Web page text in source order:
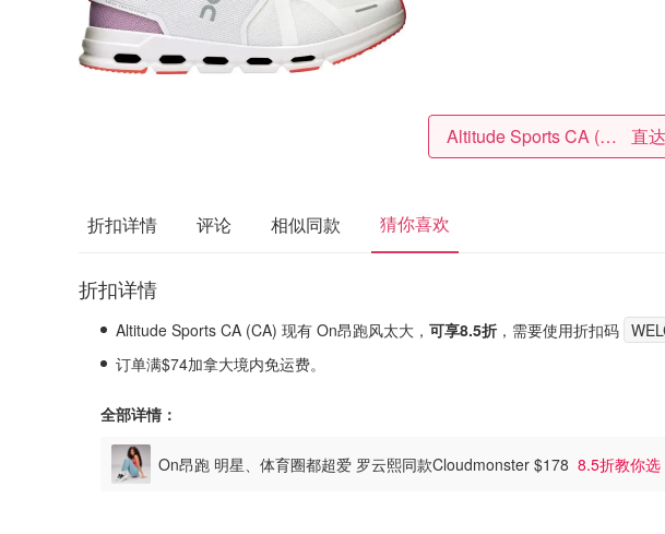
Altitude Sports CA (CA) 直
折扣详情 评论 相似同款 猜你喜欢
折扣详情
Altitude Sports CA (CA) 现有 On昂跑风太大， 可享8.5折 ，需要使用折扣码
订单满$74加拿大境内免运费。
全部详情：
On昂跑 明星、体育圈都超爱 罗云熙同款Cloudmonster $178 8.5折教你